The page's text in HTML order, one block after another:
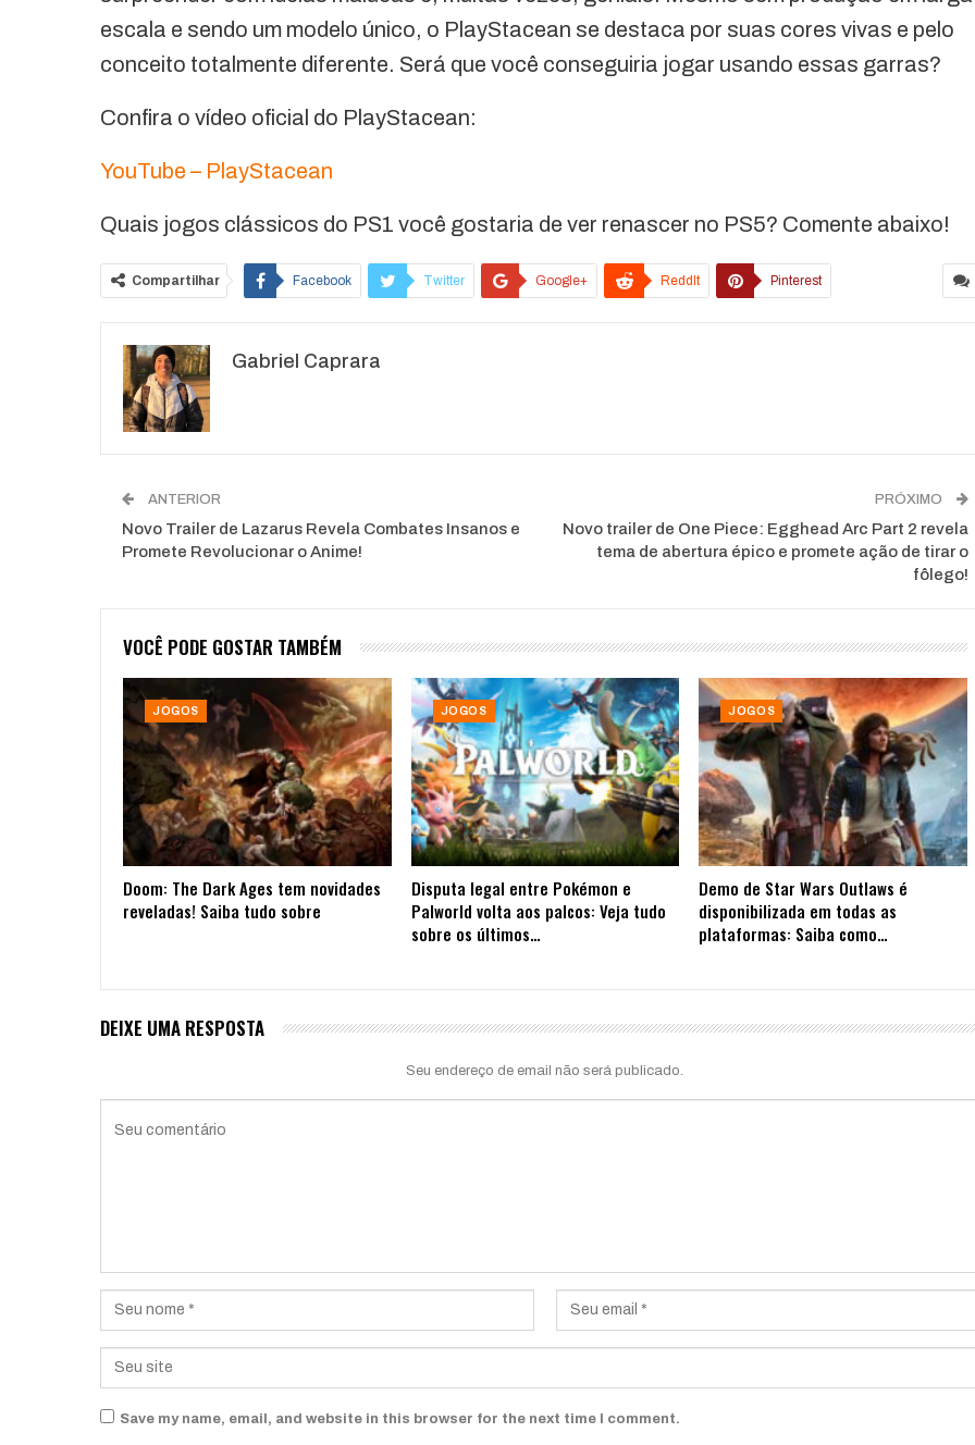
escala e sendo um modelo único, o PlayStacean se destaca por suas cores vivas e pelo
conceito totalmente diferente. Será que você conseguiria jogar usando essas garras?
Confira o vídeo oficial do PlayStacean:
YouTube – PlayStacean
Quais jogos clássicos do PS1 você gostaria de ver renascer no PS5? Comente abaixo!
Compartilhar Facebook Twitter Google+ ReddIt Pinterest
Gabriel Caprara
ANTERIOR
Novo Trailer de Lazarus Revela Combates Insanos e
Promete Revolucionar o Anime!
PRÓXIMO
Novo trailer de One Piece: Egghead Arc Part 2 revela
tema de abertura épico e promete ação de tirar o
fôlego!
VOCÊ PODE GOSTAR TAMBÉM
JOGOS
Doom: The Dark Ages tem novidades
reveladas! Saiba tudo sobre
JOGOS
Disputa legal entre Pokémon e
Palworld volta aos palcos: Veja tudo
sobre os últimos…
JOGOS
Demo de Star Wars Outlaws é
disponibilizada em todas as
plataformas: Saiba como…
DEIXE UMA RESPOSTA
Seu endereço de email não será publicado.
Save my name, email, and website in this browser for the next time I comment.